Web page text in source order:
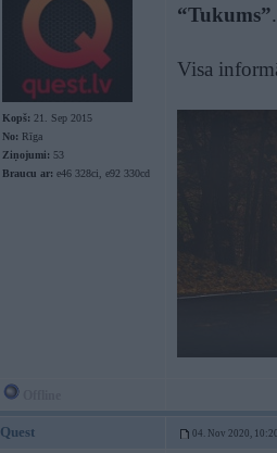
Kopš: 21. Sep 2015
No: Rīga
Ziņojumi: 53
Braucu ar: e46 328ci, e92 330cd
“Tukums”.
Visa
Quest 04. Nov 2020,